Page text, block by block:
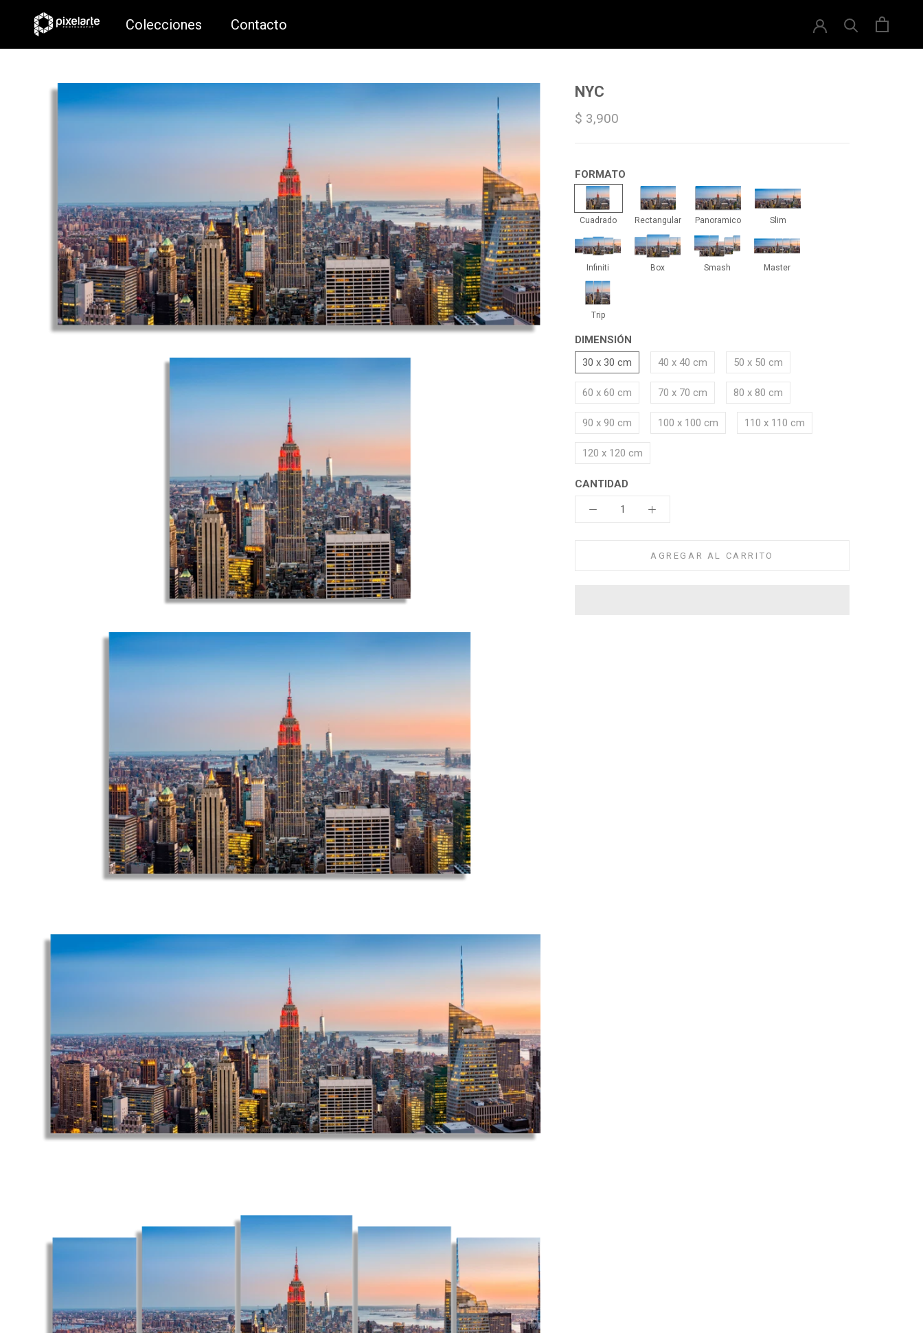
Colecciones
Contacto
NYC
$ 3,900
FORMATO
Cuadrado
Cuadrado
Rectangular
Rectangular
Panoramico
Panoramico
Slim
Slim
Infiniti
Infiniti
Box
Box
Smash
Smash
Master
Master
Trip
Trip
DIMENSIÓN
30 x 30 cm
40 x 40 cm 50 x 50 cm
60 x 60 cm 70 x 70 cm 80 x 80 cm
90 x 90 cm 100 x 100 cm 110 x 110 cm
120 x 120 cm
CANTIDAD
AGREGAR AL CARRITO